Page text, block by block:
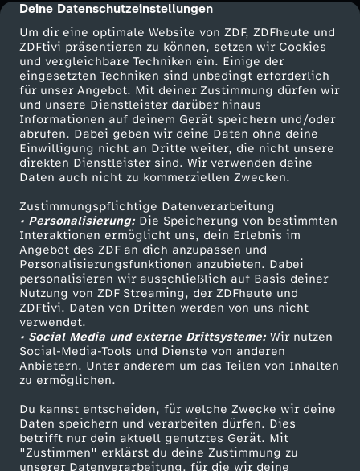
cmp-dialog-description
Deine Datenschutzeinstellungen
Um dir eine optimale Website von ZDF, ZDFheute und
ZDFtivi präsentieren zu können, setzen wir Cookies
und vergleichbare Techniken ein. Einige der
eingesetzten Techniken sind unbedingt erforderlich
für unser Angebot. Mit deiner Zustimmung dürfen wir
und unsere Dienstleister darüber hinaus
Informationen auf deinem Gerät speichern und/oder
abrufen. Dabei geben wir deine Daten ohne deine
Einwilligung nicht an Dritte weiter, die nicht unsere
direkten Dienstleister sind. Wir verwenden deine
Daten auch nicht zu kommerziellen Zwecken.
Zustimmungspflichtige Datenverarbeitung
• Personalisierung:Die Speicherung von bestimmten
Interaktionen ermöglicht uns, dein Erlebnis im
Angebot des ZDF an dich anzupassen und
Personalisierungsfunktionen anzubieten. Dabei
personalisieren wir ausschließlich auf Basis deiner
Nutzung von ZDF Streaming, der ZDFheute und
ZDFtivi. Daten von Dritten werden von uns nicht
verwendet.
• Social Media und externe Drittsysteme:Wir nutzen
Social-Media-Tools und Dienste von anderen
Anbietern. Unter anderem um das Teilen von Inhalten
zu ermöglichen.
Du kannst entscheiden, für welche Zwecke wir deine
Daten speichern und verarbeiten dürfen. Dies
betrifft nur dein aktuell genutztes Gerät. Mit
"Zustimmen" erklärst du deine Zustimmung zu
unserer Datenverarbeitung, für die wir deine
e
u
t
s
c
h
l
a
n
d
v
o
Mehr ZDF
ZDF-Apps
Smart TV
ZDFtext
Livestreams
Sendungen A-Z
TV-Programm
Service
ZDFmitreden
Kontakt zum ZDF
Tickets
Zuschauerservice
Hilfe
ZDF Unternehmen
Karriere
ZDF goes Schule
Werbefernsehen